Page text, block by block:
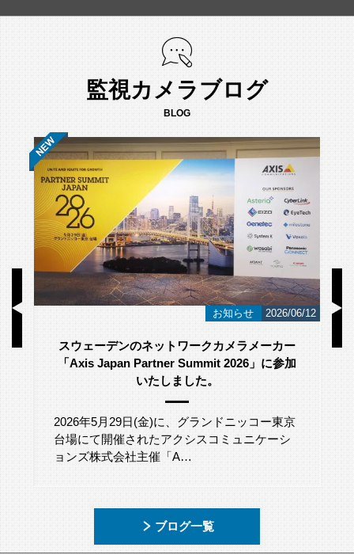
監視カメラブログ
BLOG
23 お知らせ 2026/06/12
スウェーデンのネットワークカメラメーカー
「Axis Japan Partner Summit 2026」に参加
いたしました。
2026年5月29日(金)に、グランドニッコー東京
台場にて開催されたアクシスコミュニケーシ
ョンズ株式会社主催「A…
ブログ一覧